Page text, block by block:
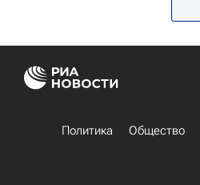
Политика Общество